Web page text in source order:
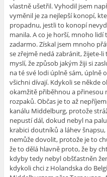
vlastně ušetřil. Vyhodil jsem
vyměnil je za nejlepší konopí,
propadnu, jestli to konopí
manila. A co je horší, mnoho
zadarmo. Získal jsem mnoho
se zřejmě nedá zabránit, žijete-
myslí, že způsob jakým žiji si
na té své lodi úplně sám, úplně
všichni dívají. Kdykoli se někde
okamžitě přiběhnou a přinesou
rozpaků. Občas je to až
kanálu Middelburg, protože
nepustí dál, dokud nebyl na
krabici doutníků a láhev
nemůže dovolit, protože je to
že to dělá hlavně proto, že by
kdyby tedy nebyl obšťastněn
kdykoli chci z Holandska do